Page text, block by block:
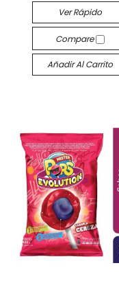
Ver Rápido
Compare
Añadir Al Carrito